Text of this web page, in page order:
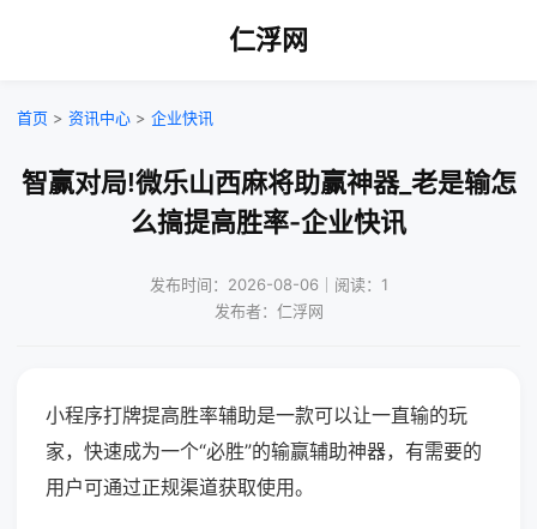
仁浮网
首页 > 资讯中心 > 企业快讯
智赢对局!微乐山西麻将助赢神器_老是输怎
么搞提高胜率-企业快讯
发布时间：2026-08-06｜阅读：1
发布者：仁浮网
小程序打牌提高胜率辅助是一款可以让一直输的玩
家，快速成为一个“必胜”的输赢辅助神器，有需要的
用户可通过正规渠道获取使用。